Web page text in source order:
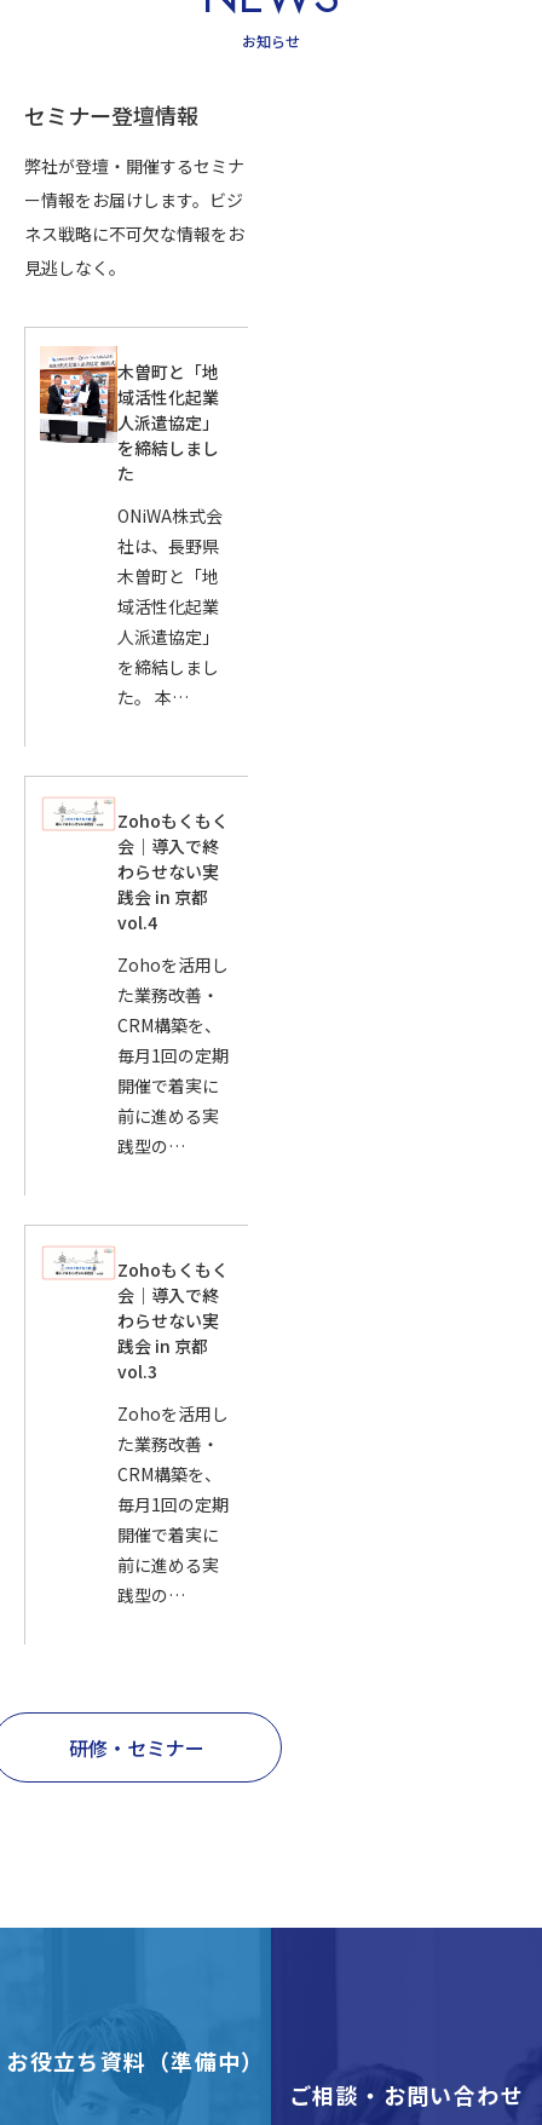
お知らせ
セミナー登壇情報
弊社が登壇・開催するセミナ
ー情報をお届けします。ビジ
ネス戦略に不可欠な情報をお
見逃しなく。
木曽町と「地
域活性化起業
人派遣協定」
を締結しまし
た
ONiWA株式会
社は、長野県
木曽町と「地
域活性化起業
人派遣協定」
を締結しまし
た。 本…
Zohoもくもく
会｜導入で終
わらせない実
践会 in 京都
vol.4
Zohoを活用し
た業務改善・
CRM構築を、
毎月1回の定期
開催で着実に
前に進める実
践型の…
Zohoもくもく
会｜導入で終
わらせない実
践会 in 京都
vol.3
Zohoを活用し
た業務改善・
CRM構築を、
毎月1回の定期
開催で着実に
前に進める実
践型の…
研修・セミナー
お役立ち資料（準備中）
ご相談・お問い合わせ